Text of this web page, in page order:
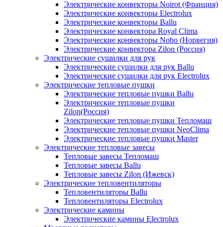
Электрические конвекторы Noirot (Франция)
Электрические конвекторы Electrolux
Электрические конвекторы Ballu
Электрические конвектора Royal Clima
Электрические конвекторы Nobo (Норвегия)
Электрические конвектора Zilon (Россия)
Электрические сушилки для рук
Электрические сушилки для рук Ballu
Электрические сушилки для рук Electrolux
Электрические тепловые пушки
Электрические тепловые пушки Ballu
Электрические тепловые пушки
Zilon(Россия)
Электрические тепловые пушки Тепломаш
Электрические тепловые пушки NeoClima
Электрические тепловые пушки Master
Электрические тепловые завесы
Тепловые завесы Тепломаш
Тепловые завесы Ballu
Тепловые завесы Zilon (Ижевск)
Электрические тепловентиляторы
Тепловентиляторы Ballu
Тепловентиляторы Electrolux
Электрические камины
Электрические камины Electrolux